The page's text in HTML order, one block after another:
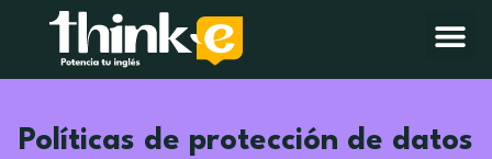
Políticas de protección de datos